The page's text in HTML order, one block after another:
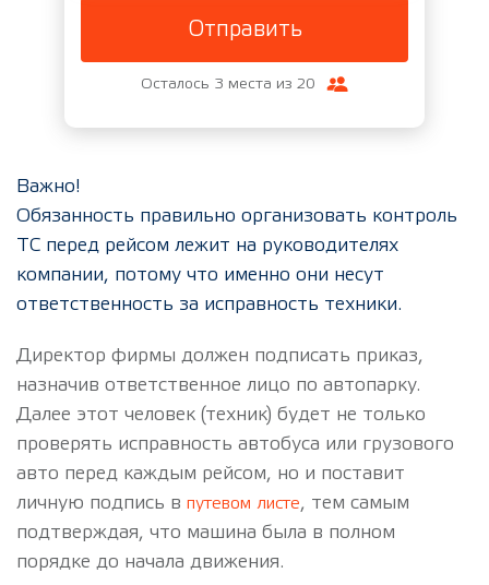
Отправить
Осталось 3 места из 20
Важно!
Обязанность правильно организовать контроль
ТС перед рейсом лежит на руководителях
компании, потому что именно они несут
ответственность за исправность техники.
Директор фирмы должен подписать приказ,
назначив ответственное лицо по автопарку.
Далее этот человек (техник) будет не только
проверять исправность автобуса или грузового
авто перед каждым рейсом, но и поставит
личную подпись в путевом листе, тем самым
подтверждая, что машина была в полном
порядке до начала движения.